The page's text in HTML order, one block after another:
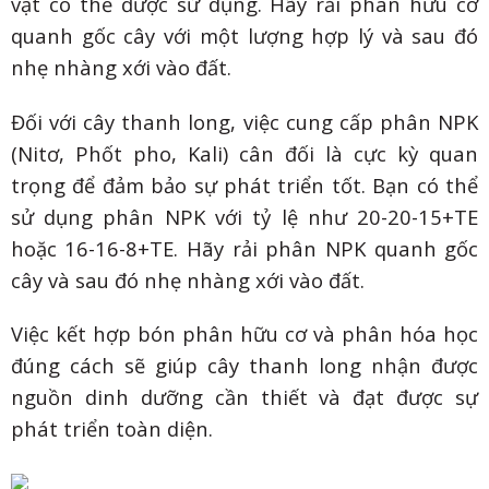
quanh gốc cây với một lượng hợp lý và sau đó
nhẹ nhàng xới vào đất.
Đối với cây thanh long, việc cung cấp phân NPK
(Nitơ, Phốt pho, Kali) cân đối là cực kỳ quan
trọng để đảm bảo sự phát triển tốt. Bạn có thể
sử dụng phân NPK với tỷ lệ như 20-20-15+TE
hoặc 16-16-8+TE. Hãy rải phân NPK quanh gốc
cây và sau đó nhẹ nhàng xới vào đất.
Việc kết hợp bón phân hữu cơ và phân hóa học
đúng cách sẽ giúp cây thanh long nhận được
nguồn dinh dưỡng cần thiết và đạt được sự
phát triển toàn diện.